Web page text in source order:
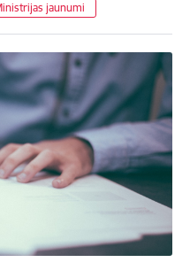
jaunumi